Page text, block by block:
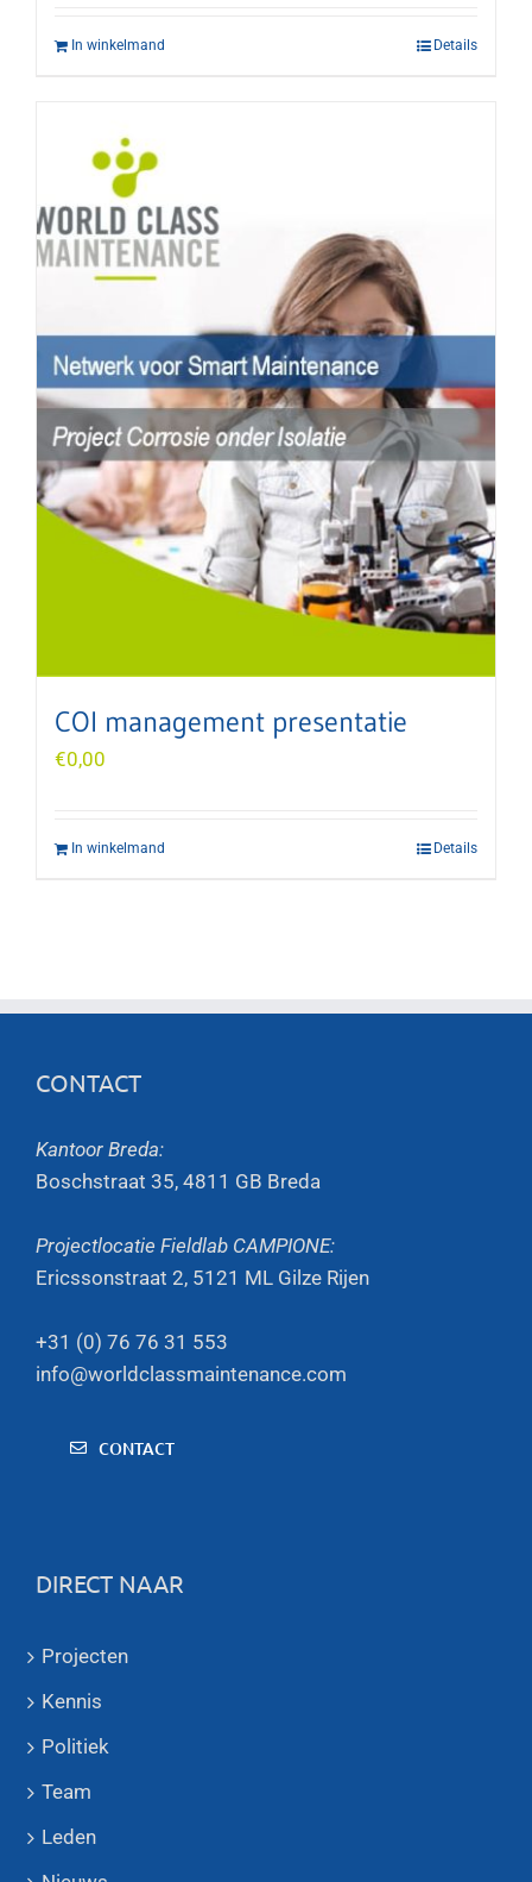
In winkelmand Details
COI management presentatie
€0,00
In winkelmand Details
CONTACT
Kantoor Breda:
Boschstraat 35, 4811 GB Breda
Projectlocatie Fieldlab CAMPIONE:
Ericssonstraat 2, 5121 ML Gilze Rijen
+31 (0) 76 76 31 553
info@worldclassmaintenance.com
CONTACT
DIRECT NAAR
Projecten
Kennis
Politiek
Team
Leden